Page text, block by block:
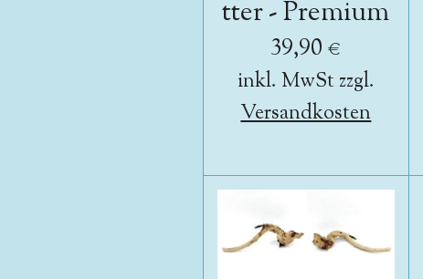
tter - Premium
39,90 €
inkl. MwSt zzgl.
Versandkosten